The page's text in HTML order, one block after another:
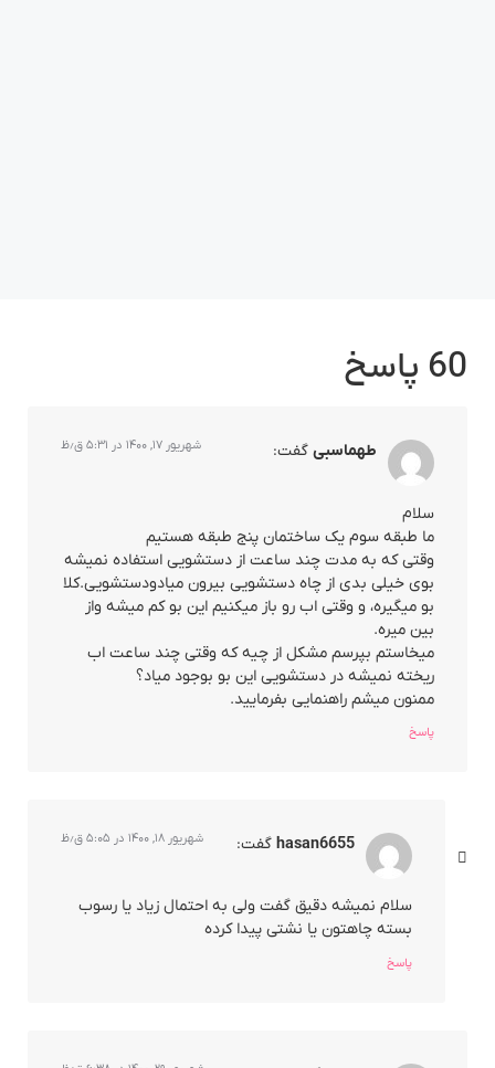
60 پاسخ
طهماسبی گفت: شهریور ۱۷, ۱۴۰۰ در ۵:۳۱ ق٫ظ
سلام
ما طبقه سوم یک ساختمان پنج طبقه هستیم
وقتی که به مدت چند ساعت از دستشویی استفاده نمیشه
بوی خیلی بدی از چاه دستشویی بیرون میادودستشویی.کلا
بو میگیره، و وقتی اب رو باز میکنیم این بو کم میشه واز
بین میره.
میخاستم بپرسم مشکل از چیه که وقتی چند ساعت اب
ریخته نمیشه در دستشویی این بو بوجود میاد؟
ممنون میشم راهنمایی بفرمایید.
پاسخ
hasan6655 گفت: شهریور ۱۸, ۱۴۰۰ در ۵:۰۵ ق٫ظ
سلام نمیشه دقیق گفت ولی به احتمال زیاد یا رسوب
بسته چاهتون یا نشتی پیدا کرده
پاسخ